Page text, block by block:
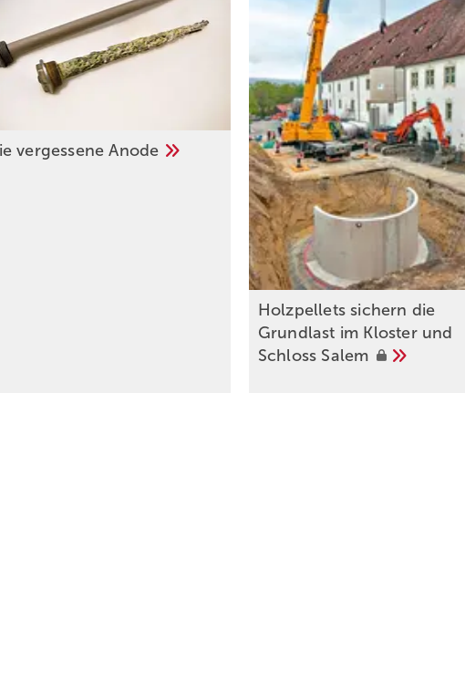
verg esseneAnode
Holzpellets sichern die
Grundlast im Kloster und
Schloss Salem